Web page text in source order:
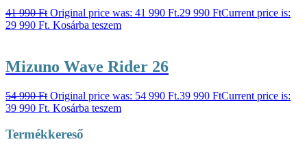
41 990Ft Original price was: 41 990 Ft.29 990 FtCurrent price is:
29 990 Ft. Kosárba teszem
Mizuno Wave Rider 26
54 990Ft Original price was: 54 990 Ft.39 990 FtCurrent price is:
39 990 Ft. Kosárba teszem
Termékkereső